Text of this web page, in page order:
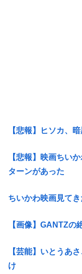
【悲報】ヒソカ、
【悲報】映画ちい
ターンがあった
ちいかわ映画見て
【画像】GANTZの
【芸能】いとうあ
け